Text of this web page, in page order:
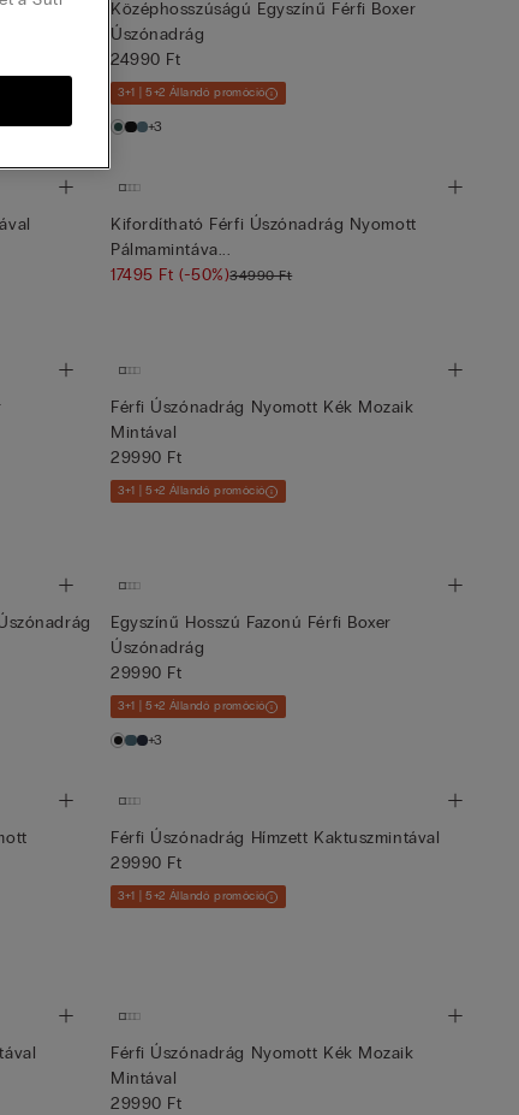
Középhosszúságú Egyszínű Férfi Boxer
Úszónadrág
24990 Ft
3+1 | 5+2 Állandó promóció
+3
Kifordítható Férfi Úszónadrág Nyomott
Pálmamintáva...
17495 Ft(-50%)34990 Ft
Férfi Úszónadrág Nyomott Kék Mozaik
Mintával
29990 Ft
3+1 | 5+2 Állandó promóció
Egyszínű Hosszú Fazonú Férfi Boxer
Úszónadrág
29990 Ft
3+1 | 5+2 Állandó promóció
+3
Férfi Úszónadrág Hímzett Kaktuszmintával
29990 Ft
3+1 | 5+2 Állandó promóció
Férfi Úszónadrág Nyomott Kék Mozaik
Mintával
29990 Ft